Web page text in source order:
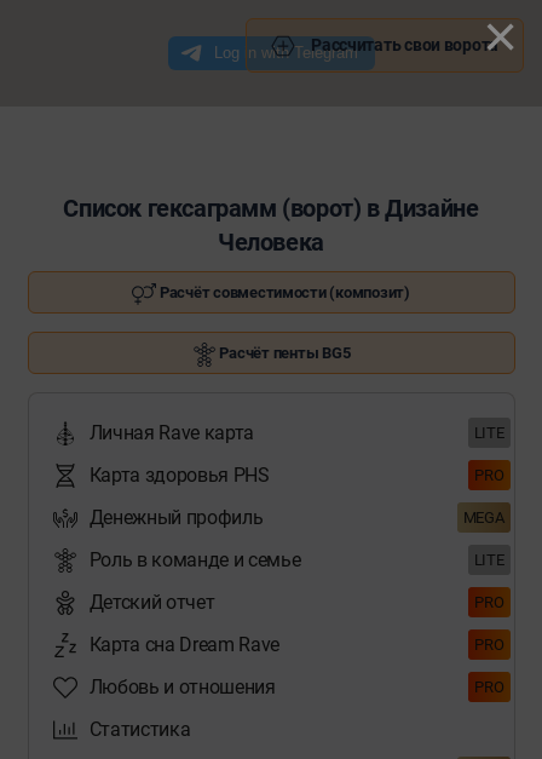
Список гексаграмм (ворот) в Дизайне
Человека
Расчёт совместимости (композит)
Расчёт пенты BG5
Личная Rave карта LITE
Карта здоровья PHS PRO
Денежный профиль MEGA
Роль в команде и семье LITE
Детский отчет PRO
Карта сна Dream Rave PRO
Любовь и отношения PRO
Статистика
Рассчитать свои ворота×